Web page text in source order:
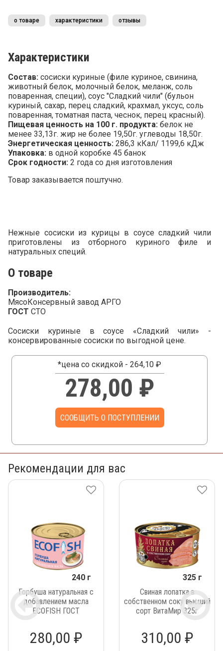
о товаре характеристики отзывы
Характеристики
Состав: сосиски куриные (филе куриное, свинина,
животный белок, молочный белок, меланж, соль
поваренная, специи), соус "Сладкий чили" (бульон
куриный, сахар, перец сладкий, крахмал, уксус, соль
поваренная, томатная паста, чеснок, перец красный).
Пищевая ценность на 100 г. продукта: белок не
менее 33,13г. жир не более 19,50г. углеводы 18,50г.
Энергетическая ценность: 286,3 кКал/ 1199,6 кДж
Упаковка: в одной коробке 45 банок
Срок годности: 2 года со дня изготовления
Товар заказывается поштучно.
Нежные сосиски из курицы в соусе сладкий чили
приготовлены из отборного куриного филе и
натуральных специй.
О товаре
Производитель:
МясоКонсервный завод АРГО
ГОСТ СТО
Сосиски куриные в соусе «Сладкий чили» -
консервированные сосиски по выгодной цене.
*цена со скидкой - 264,10 ₽
278,00 ₽
СООБЩИТЬ О ПОСТУПЛЕНИИ
Рекомендации для вас
240 г
Горбуша натуральная с
добавлением масла
ECOFISH ГОСТ
280,00 ₽
325 г
Свиная лопатка в
собственном соку высший
сорт ВитаМир 325г
310,00 ₽